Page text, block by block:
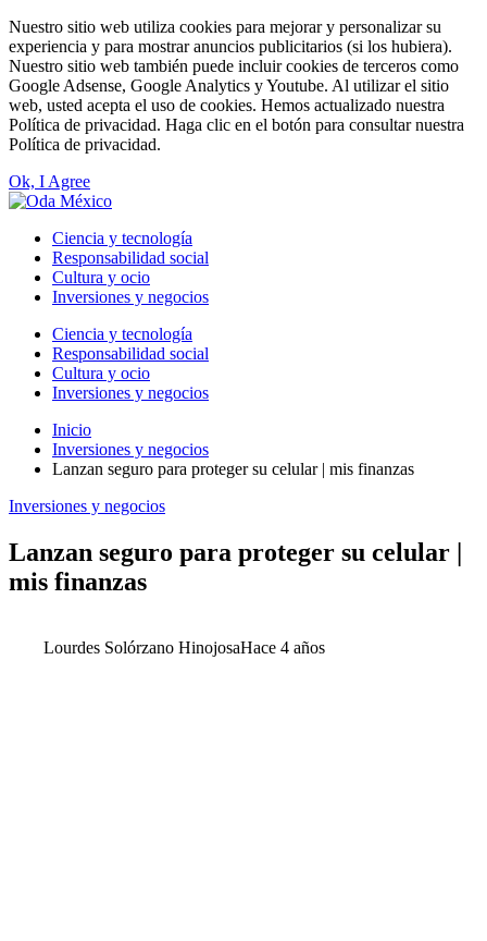
Nuestro sitio web utiliza cookies para mejorar y personalizar su
experiencia y para mostrar anuncios publicitarios (si los hubiera).
Nuestro sitio web también puede incluir cookies de terceros como
Google Adsense, Google Analytics y Youtube. Al utilizar el sitio
web, usted acepta el uso de cookies. Hemos actualizado nuestra
Política de privacidad. Haga clic en el botón para consultar nuestra
Política de privacidad.
Ok, I Agree
Ciencia y tecnología
Responsabilidad social
Cultura y ocio
Inversiones y negocios
Ciencia y tecnología
Responsabilidad social
Cultura y ocio
Inversiones y negocios
Inicio
Inversiones y negocios
Lanzan seguro para proteger su celular | mis finanzas
Inversiones y negocios
Lanzan seguro para proteger su celular |
mis finanzas
Lourdes Solórzano HinojosaHace 4 años